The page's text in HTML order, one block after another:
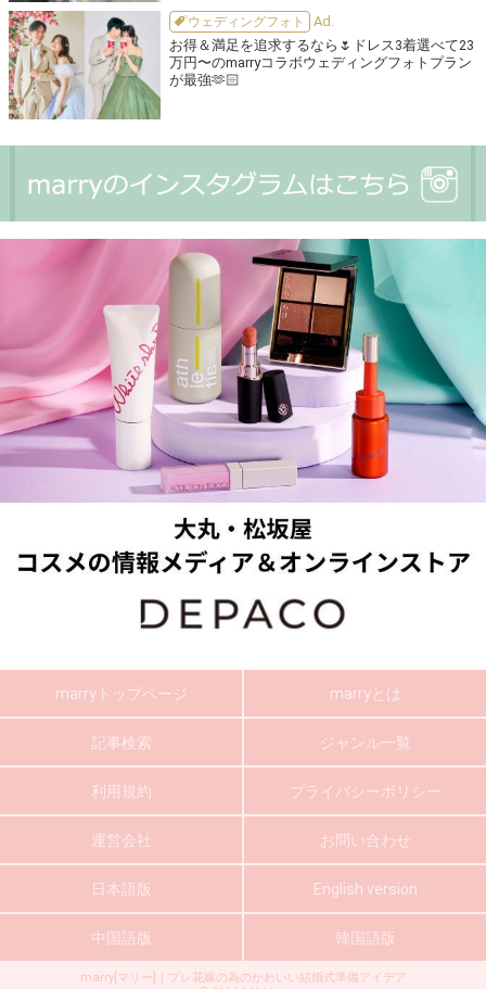
ウェディングフォト
お得＆満足を追求するなら🌷ドレス3着選べて23
万円〜のmarryコラボウェディングフォトプラン
が最強🫶🏻
marryトップページ marryとは
記事検索 ジャンル一覧
利用規約 プライバシーポリシー
運営会社 お問い合わせ
日本語版 English version
中国語版 韓国語版
marry[マリー]｜プレ花嫁の為のかわいい結婚式準備アイデア